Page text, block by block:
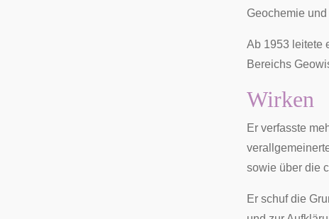
Geochemie und
Ab 1953 leitete
Bereichs
Wirken
Er verfasste
sowie über die
Er schuf die